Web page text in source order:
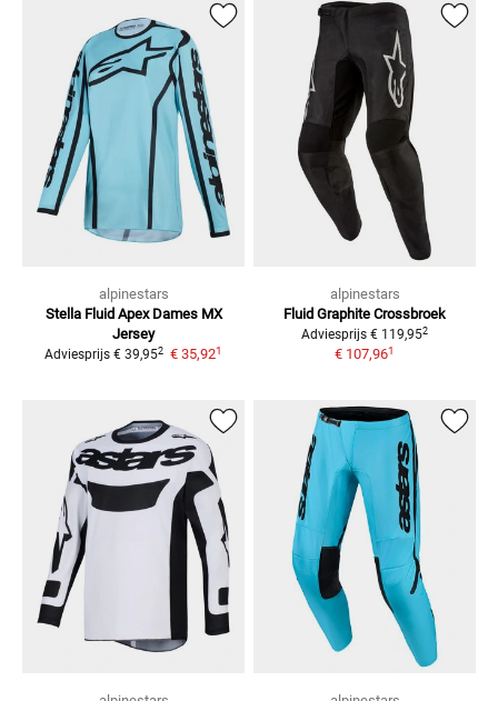
alpinestars
Stella Fluid Apex Dames MX
Jersey
Adviesprijs € 39,952 € 35,921
alpinestars
Fluid Graphite Crossbroek
Adviesprijs € 119,952
€ 107,961